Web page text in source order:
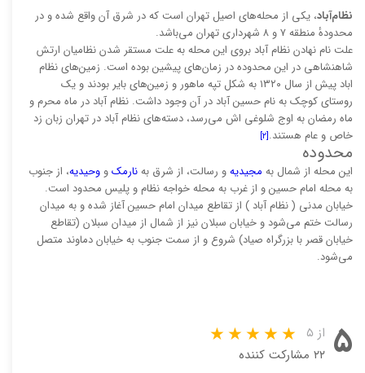
نظام‌آباد، یکی از محله‌های اصیل تهران است که در شرق آن واقع شده و در
محدودهٔ منطقه ۷ و ۸ شهرداری تهران می‌باشد.
علت نام نهادن نظام آباد بروی این محله به علت مستقر شدن نظامیان ارتش
شاهنشاهی در این محدوده در زمان‌های پیشین بوده‌ است. زمین‌های نظام
اباد پیش از سال ۱۳۲۰ به شکل تپه ماهور و زمین‌های بایر بودند و یک
روستای کوچک به نام حسین آباد در آن وجود داشت. نظام آباد در ماه محرم و
ماه رمضان به اوج شلوغی اش می‌رسد، دسته‌های نظام آباد در تهران زبان زد
خاص و عام هستند.[۲]
محدوده
این محله از شمال به مجیدیهو رسالت، از شرق بهنارمکو وحيديه، از جنوب
به محله امام حسین و از غرب به محله خواجه نظام و پلیس محدود است.
خیابان مدنی ( نظام آباد ) از تقاطع میدان امام حسین آغاز شده و به میدان
رسالت ختم می‌شود و خیابان سبلان نیز از شمال از میدان سبلان (تقاطع
خیابان قصر با بزرگراه صیاد) شروع و از سمت جنوب به خیابان دماوند متصل
می‌شود.
۵ از ۵
۲۲ مشارکت کننده